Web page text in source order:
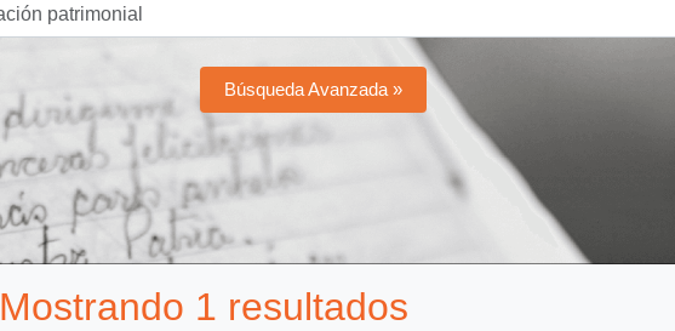
Búsqueda Avanzada »
Mostrando 1 resultados